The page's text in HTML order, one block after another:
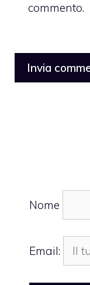
commento.
Nome
Email: